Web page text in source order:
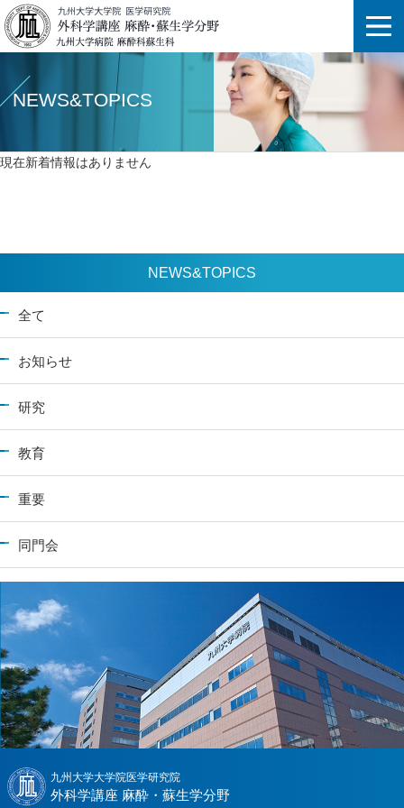
NEWS&TOPICS
現在新着情報はありません
NEWS&TOPICS
全て
お知らせ
研究
教育
重要
同門会
九州大学大学院医学研究院
外科学講座 麻酔・蘇生学分野